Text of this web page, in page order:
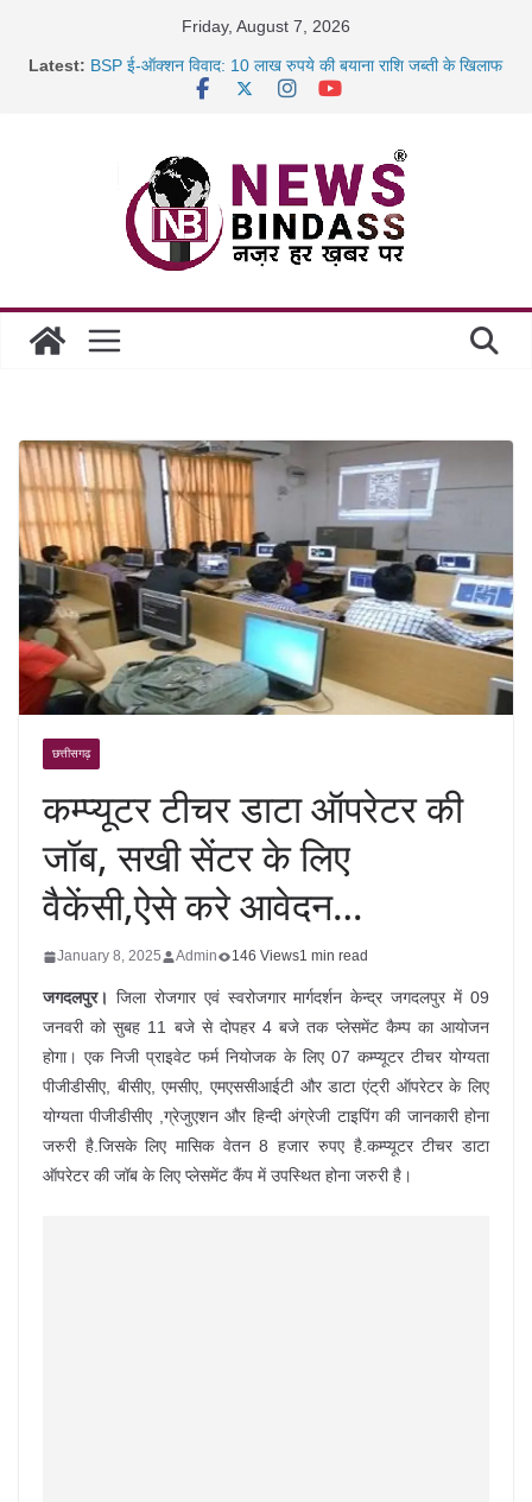
Friday, August 7, 2026
Latest: BSP ई-ऑक्शन विवाद: 10 लाख रुपये की बयाना राशि जब्ती के खिलाफ
साइबर ठगी पर दुर्ग पुलिस का बड़ा एक्शन: 13 म्यूल बैंक खाताधारक
गिरफ्तार
छत्तीसगढ़
कम्प्यूटर टीचर डाटा ऑपरेटर की
जॉब, सखी सेंटर के लिए
वैकेंसी,ऐसे करे आवेदन…
January 8, 2025 Admin 146 Views1 min read
जगदलपुर। जिला रोजगार एवं स्वरोजगार मार्गदर्शन केन्द्र जगदलपुर में 09
जनवरी को सुबह 11 बजे से दोपहर 4 बजे तक प्लेसमेंट कैम्प का आयोजन
होगा। एक निजी प्राइवेट फर्म नियोजक के लिए 07 कम्प्यूटर टीचर योग्यता
पीजीडीसीए, बीसीए, एमसीए, एमएससीआईटी और डाटा एंट्री ऑपरेटर के लिए
योग्यता पीजीडीसीए ,ग्रेजुएशन और हिन्दी अंग्रेजी टाइपिंग की जानकारी होना
जरुरी है.जिसके लिए मासिक वेतन 8 हजार रुपए है.कम्प्यूटर टीचर डाटा
ऑपरेटर की जॉब के लिए प्लेसमेंट कैंप में उपस्थित होना जरुरी है।